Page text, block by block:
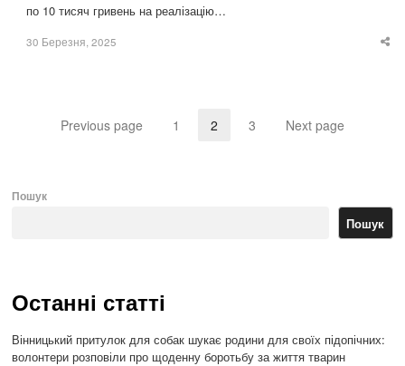
по 10 тисяч гривень на реалізацію…
30 Березня, 2025
Previous page Page
1 Page
2 Page
3 Next page
Пошук
Пошук
Останні статті
Вінницький притулок для собак шукає родини для своїх підопічних:
волонтери розповіли про щоденну боротьбу за життя тварин